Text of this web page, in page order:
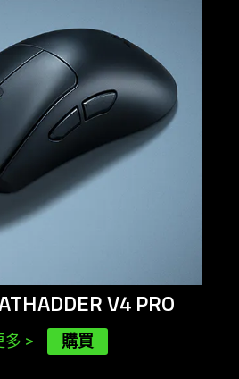
razer
deathadder
v4
pro
V4 PRO
多 > 購買